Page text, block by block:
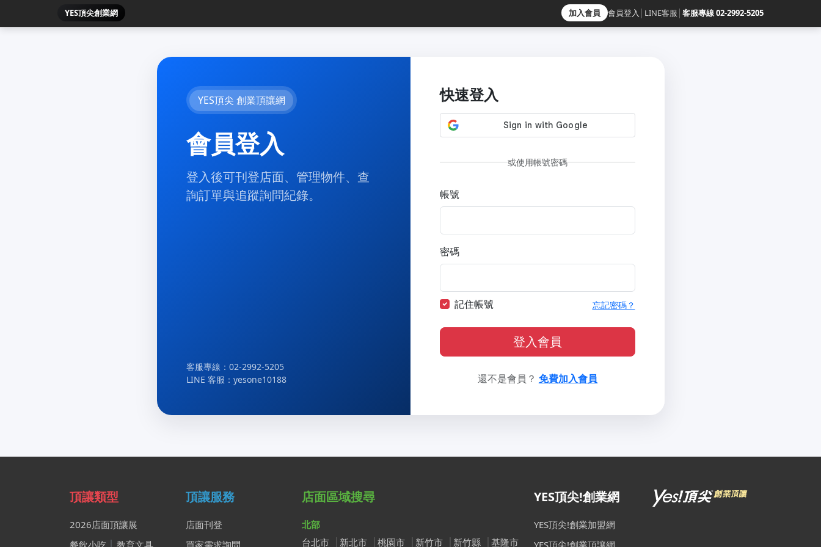
YES頂尖創業網 加入會員 會員登入 LINE客服 客服專線 02-2992-5205
YES頂尖 創業頂讓網
會員登入
登入後可刊登店面、管理物件、查
詢訂單與追蹤詢問紀錄。
客服專線：02-2992-5205
LINE 客服：yesone10188
快速登入
或使用帳號密碼
帳號
密碼
記住帳號 忘記密碼？
登入會員
還不是會員？ 免費加入會員
頂讓類型
2026店面頂讓展
餐飲小吃
教育文具
頂讓服務
店面刊登
買家需求詢問
店面區域搜尋
北部
台北市
新北市 桃園市 新竹市 新竹縣 基隆市
YES頂尖!創業網
YES頂尖!創業加盟網
YES頂尖!創業頂讓網